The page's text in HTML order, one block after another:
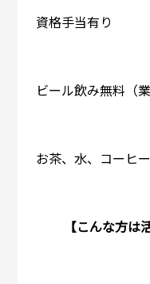
資格手当有り
ビール飲み無料（
お茶、水、コーヒ
【こんな方は